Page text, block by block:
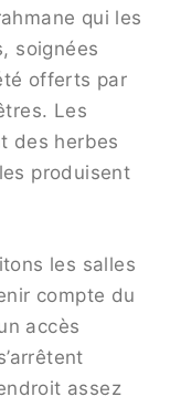
qui les
soignées
offerts par
Les
des herbes
produisent
les salles
compte du
accès
assez